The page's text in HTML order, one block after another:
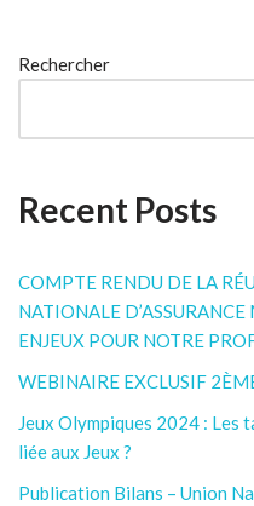
Rechercher
Recent Posts
COMPTE RENDU DE LA
NATIONALE
ENJEUX POUR NOTRE
WEBINAIRE EXCLUSIF
Jeux Olympiques 2024 : Les
liée aux Jeux ?
Publication Bilans – Union